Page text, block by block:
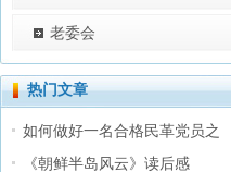
老委会
热门文章
如何做好一名合格民革党员之
《朝鲜半岛风云》读后感